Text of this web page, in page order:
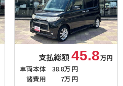
支払総額45.8万円
車両本体
38.8万円
諸費用
7万円